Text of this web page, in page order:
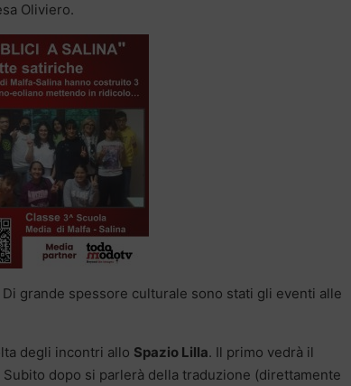
Oliviero.
grande spessore culturale sono stati gli eventi alle
degli incontri allo Spazio Lilla. Il primo vedrà il
dopo si parlerà della traduzione (direttamente